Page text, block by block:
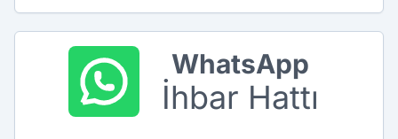
WhatsApp
İhbar Hattı